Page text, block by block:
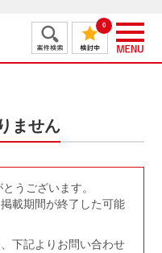
0
ません
うございます。
載期間が終了した可能
下記よりお問い合わせ